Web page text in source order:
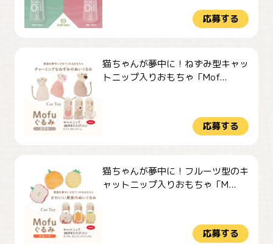
応募する
猫ちゃんが夢中に！ねずみ型キャッ
トニップ入りおもちゃ「Mof...
応募する
猫ちゃんが夢中に！フルーツ型のキ
ャットニップ入りおもちゃ「M...
応募する